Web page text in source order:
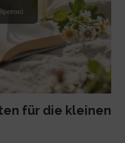
für die kleinen